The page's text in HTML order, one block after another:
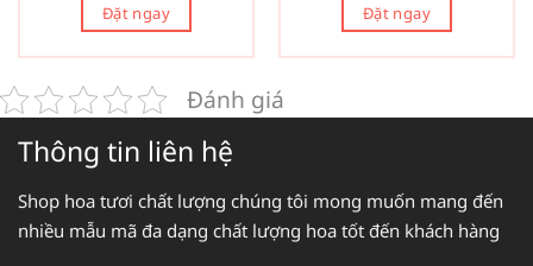
Đặt ngay Đặt ngay
Đánh giá
Thông tin liên hệ
Shop hoa tươi chất lượng chúng tôi mong muốn mang đến
nhiều mẫu mã đa dạng chất lượng hoa tốt đến khách hàng